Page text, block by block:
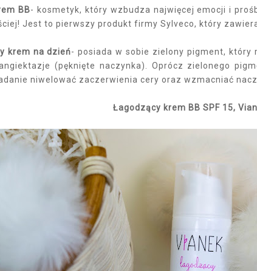
BB- kosmetyk, który wzbudza najwięcej emocji i
Jest to pierwszy produkt firmy Sylveco, który
krem na dzień- posiada w sobie zielony pigment, który
(pęknięte naczynka). Oprócz zielonego
niwelować zaczerwienia cery oraz wzmacniać
Łagodzący krem BB SPF 15,